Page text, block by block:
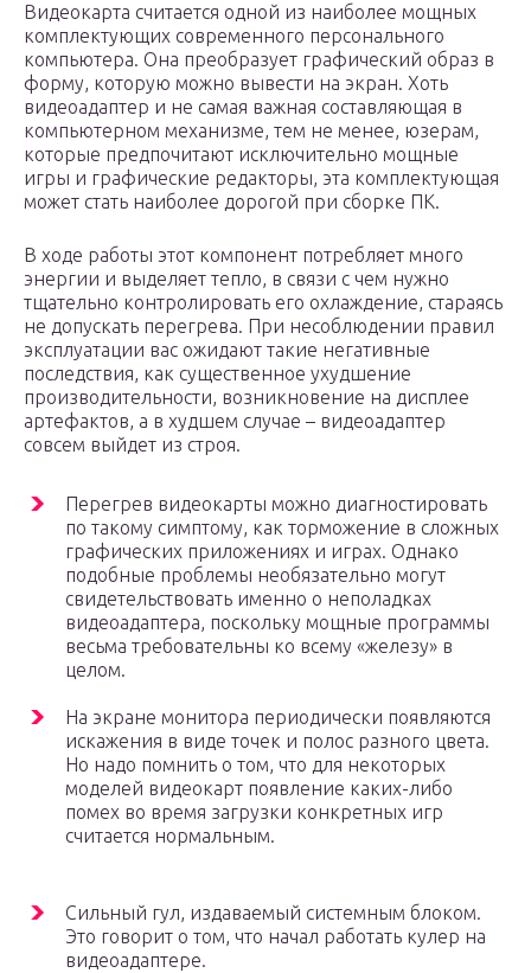
Видеокарта считается одной из наиболее мощных
комплектующих современного персонального
компьютера. Она преобразует графический образ в
форму, которую можно вывести на экран. Хоть
видеоадаптер и не самая важная составляющая в
компьютерном механизме, тем не менее, юзерам,
которые предпочитают исключительно мощные
игры и графические редакторы, эта комплектующая
может стать наиболее дорогой при сборке ПК.
В ходе работы этот компонент потребляет много
энергии и выделяет тепло, в связи с чем нужно
тщательно контролировать его охлаждение, стараясь
не допускать перегрева. При несоблюдении правил
эксплуатации вас ожидают такие негативные
последствия, как существенное ухудшение
производительности, возникновение на дисплее
артефактов, а в худшем случае – видеоадаптер
совсем выйдет из строя.
Перегрев видеокарты можно диагностировать
по такому симптому, как торможение в сложных
графических приложениях и играх. Однако
подобные проблемы необязательно могут
свидетельствовать именно о неполадках
видеоадаптера, поскольку мощные программы
весьма требовательны ко всему «железу» в
целом.
На экране монитора периодически появляются
искажения в виде точек и полос разного цвета.
Но надо помнить о том, что для некоторых
моделей видеокарт появление каких-либо
помех во время загрузки конкретных игр
считается нормальным.
Сильный гул, издаваемый системным блоком.
Это говорит о том, что начал работать кулер на
видеоадаптере.